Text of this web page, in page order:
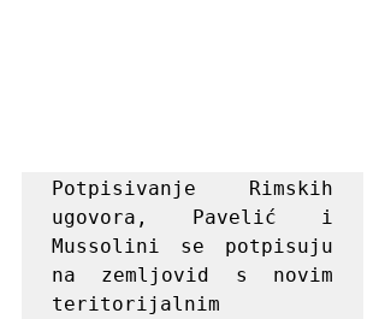
Potpisivanje Rimskih
ugovora, Pavelić i
Mussolini se potpisuju
na zemljovid s novim
teritorijalnim